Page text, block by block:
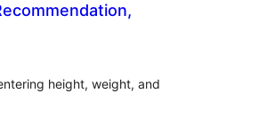
height, weight, and